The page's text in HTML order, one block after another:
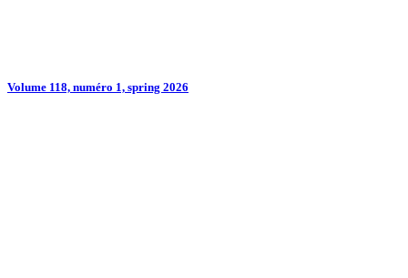
Volume 118, numéro 1, spring 2026